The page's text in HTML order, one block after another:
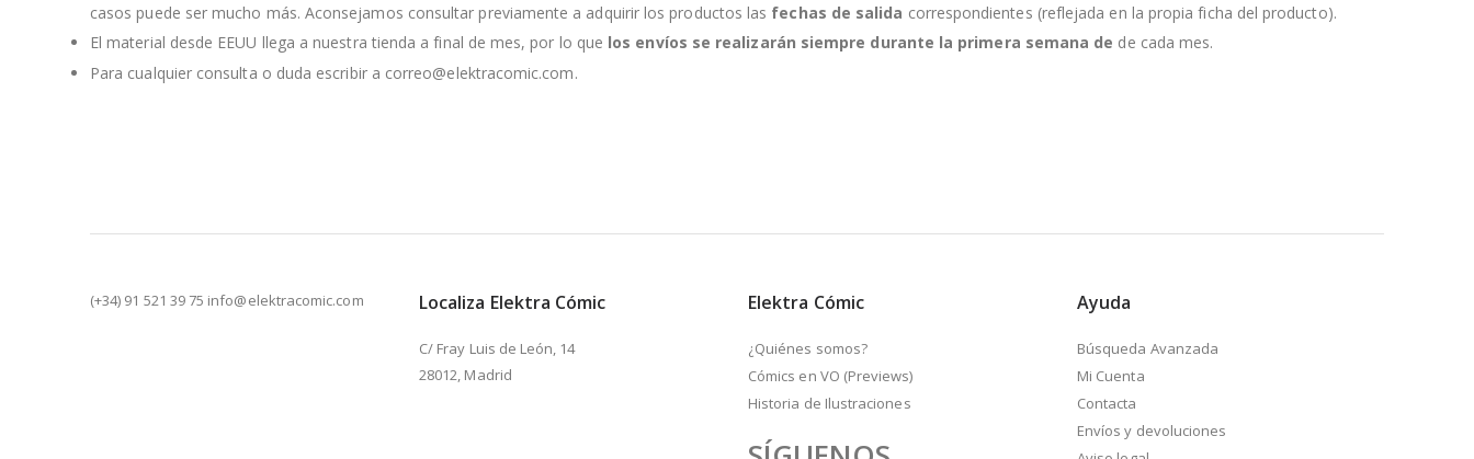
casos puede ser mucho más. Aconsejamos consultar previamente a adquirir los productos las fechas de salida correspondientes (reflejada en la propia ficha del producto).
El material desde EEUU llega a nuestra tienda a final de mes, por lo que los envíos se realizarán siempre durante la primera semana de de cada mes.
Para cualquier consulta o duda escribir a correo@elektracomic.com.
(+34) 91 521 39 75 info@elektracomic.com Localiza Elektra Cómic
C/ Fray Luis de León, 14
28012, Madrid
Elektra Cómic
¿Quiénes somos?
Cómics en VO (Previews)
Historia de Ilustraciones
Ayuda
Búsqueda Avanzada
Mi Cuenta
Contacta
Envíos y devoluciones